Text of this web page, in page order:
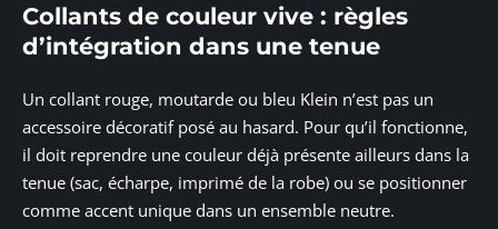
Collants de couleur vive : règles
d’intégration dans une tenue
Un collant rouge, moutarde ou bleu Klein n’est pas un
accessoire décoratif posé au hasard. Pour qu’il fonctionne,
il doit reprendre une couleur déjà présente ailleurs dans la
tenue (sac, écharpe, imprimé de la robe) ou se positionner
comme accent unique dans un ensemble neutre.